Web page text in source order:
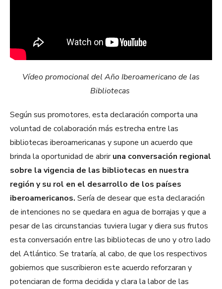
Vídeo promocional del Año Iberoamericano de las
Bibliotecas
Según sus promotores, esta declaración comporta una
voluntad de colaboración más estrecha entre las
bibliotecas iberoamericanas y supone un acuerdo que
brinda la oportunidad de abriruna conversación regional
sobre la vigencia de las bibliotecas en nuestra
región y su rol en el desarrollo de los países
iberoamericanos. Sería de desear que esta declaración
de intenciones no se quedara en agua de borrajas y que a
pesar de las circunstancias tuviera lugar y diera sus frutos
esta conversación entre las bibliotecas de uno y otro lado
del Atlántico. Se trataría, al cabo, de que los respectivos
gobiernos que suscribieron este acuerdo reforzaran y
potenciaran de forma decidida y clara la labor de las